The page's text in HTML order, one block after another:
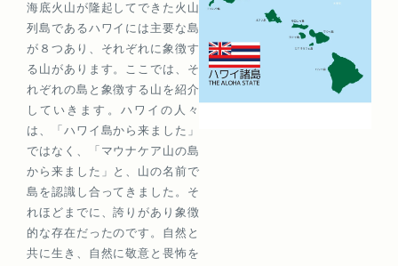
海底火山が隆起してできた火山
列島であるハワイには主要な島
が８つあり、それぞれに象徴す
る山があります。ここでは、そ
れぞれの島と象徴する山を紹介
していきます。ハワイの人々
は、「ハワイ島から来ました」
ではなく、「マウナケア山の島
から来ました」と、山の名前で
島を認識し合ってきました。そ
れほどまでに、誇りがあり象徴
的な存在だったのです。自然と
共に生き、自然に敬意と畏怖を